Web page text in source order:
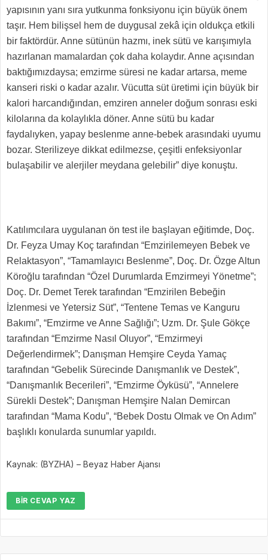
yapısının yanı sıra yutkunma fonksiyonu için büyük önem
taşır. Hem bilişsel hem de duygusal zekâ için oldukça etkili
bir faktördür. Anne sütünün hazmı, inek sütü ve karışımıyla
hazırlanan mamalardan çok daha kolaydır. Anne açısından
baktığımızdaysa; emzirme süresi ne kadar artarsa, meme
kanseri riski o kadar azalır. Vücutta süt üretimi için büyük bir
kalori harcandığından, emziren anneler doğum sonrası eski
kilolarına da kolaylıkla döner. Anne sütü bu kadar
faydalıyken, yapay beslenme anne-bebek arasındaki uyumu
bozar. Sterilizeye dikkat edilmezse, çeşitli enfeksiyonlar
bulaşabilir ve alerjiler meydana gelebilir” diye konuştu.
Katılımcılara uygulanan ön test ile başlayan eğitimde, Doç.
Dr. Feyza Umay Koç tarafından “Emzirilemeyen Bebek ve
Relaktasyon”, “Tamamlayıcı Beslenme”, Doç. Dr. Özge Altun
Köroğlu tarafından “Özel Durumlarda Emzirmeyi Yönetme”;
Doç. Dr. Demet Terek tarafından “Emzirilen Bebeğin
İzlenmesi ve Yetersiz Süt”, “Tentene Temas ve Kanguru
Bakımı”, “Emzirme ve Anne Sağlığı”; Uzm. Dr. Şule Gökçe
tarafından “Emzirme Nasıl Oluyor”, “Emzirmeyi
Değerlendirmek”; Danışman Hemşire Ceyda Yamaç
tarafından “Gebelik Sürecinde Danışmanlık ve Destek”,
“Danışmanlık Becerileri”, “Emzirme Öyküsü”, “Annelere
Sürekli Destek”; Danışman Hemşire Nalan Demircan
tarafından “Mama Kodu”, “Bebek Dostu Olmak ve On Adım”
başlıklı konularda sunumlar yapıldı.
Kaynak: (BYZHA) – Beyaz Haber Ajansı
BIR CEVAP YAZ